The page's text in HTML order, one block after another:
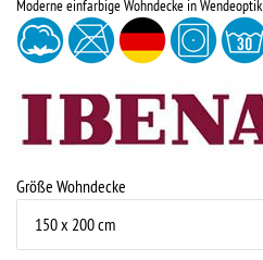
Moderne einfarbige Wohndecke in Wendeoptik
Größe Wohndecke